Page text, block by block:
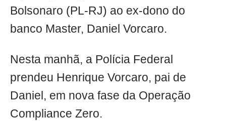
Bolsonaro (PL-RJ) ao ex-dono do
banco Master, Daniel Vorcaro.
Nesta manhã, a Polícia Federal
prendeu Henrique Vorcaro, pai de
Daniel, em nova fase da Operação
Compliance Zero.